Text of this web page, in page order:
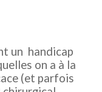
un handicap
on a à la
(et parfois